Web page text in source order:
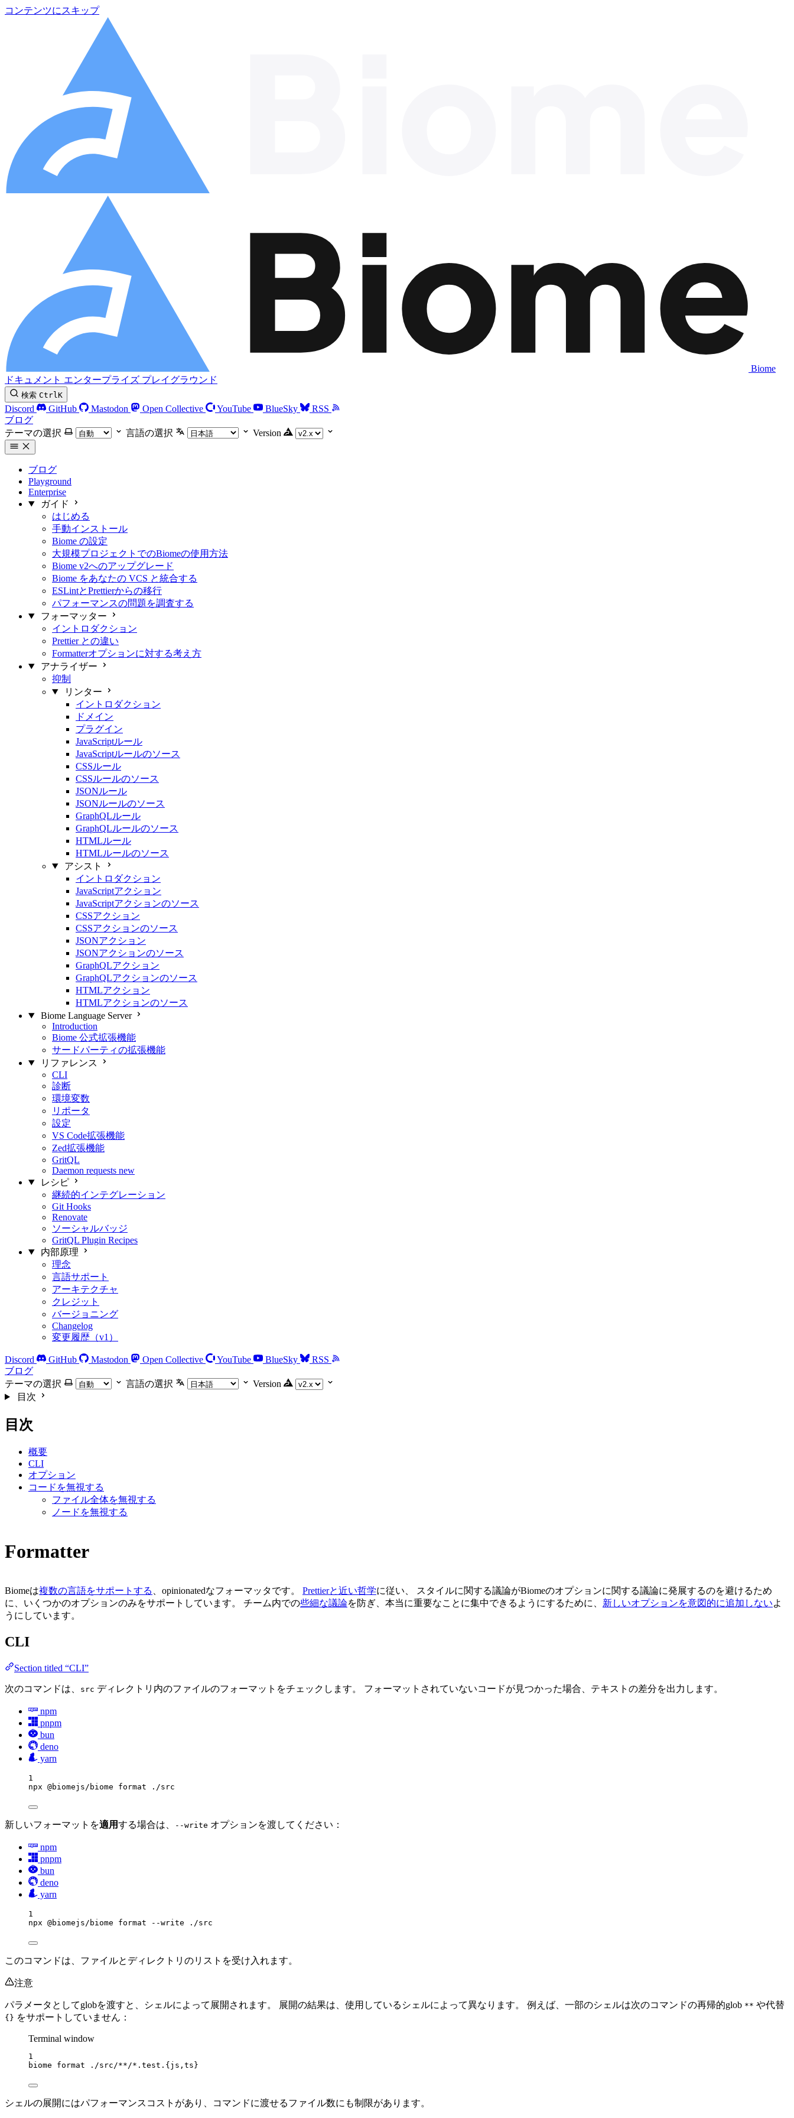
コンテンツにスキップ
Biome
ドキュメント エンタープライズ プレイグラウンド
検索 CtrlK
Discord GitHub Mastodon Open Collective YouTube BlueSky
RSS
ブログ
テーマの選択
言語の選択 Version
ブログ
Playground
Enterprise
ガイド
はじめる
手動インストール
Biome の設定
大規模プロジェクトでのBiomeの使用方法
Biome v2へのアップグレード
Biome をあなたの VCS と統合する
ESLintとPrettierからの移行
パフォーマンスの問題を調査する
フォーマッター
イントロダクション
Prettier との違い
Formatterオプションに対する考え方
アナライザー
抑制
リンター
イントロダクション
ドメイン
プラグイン
JavaScriptルール
JavaScriptルールのソース
CSSルール
CSSルールのソース
JSONルール
JSONルールのソース
GraphQLルール
GraphQLルールのソース
HTMLルール
HTMLルールのソース
アシスト
イントロダクション
JavaScriptアクション
JavaScriptアクションのソース
CSSアクション
CSSアクションのソース
JSONアクション
JSONアクションのソース
GraphQLアクション
GraphQLアクションのソース
HTMLアクション
HTMLアクションのソース
Biome Language Server
Introduction
Biome 公式拡張機能
サードパーティの拡張機能
リファレンス
CLI
診断
環境変数
リポータ
設定
VS Code拡張機能
Zed拡張機能
GritQL
Daemon requests new
レシピ
継続的インテグレーション
Git Hooks
Renovate
ソーシャルバッジ
GritQL Plugin Recipes
内部原理
理念
言語サポート
アーキテクチャ
クレジット
バージョニング
Changelog
変更履歴（v1）
Discord GitHub Mastodon Open Collective YouTube BlueSky
RSS
ブログ
テーマの選択
言語の選択
Version
目次
目次
概要
CLI
オプション
コードを無視する
ファイル全体を無視する
ノードを無視する
Formatter
Biomeは複数の言語をサポートする 、opinionatedなフォーマッタです。 Prettierと近い哲学に従い、 スタイルに関する議論がBiomeのオプションに関する議論に発展するのを避けるため
に、いくつかのオプションのみをサポートしています。 チーム内での些細な議論を防ぎ、本当に重要なことに集中できるようにするために、 新しいオプションを意図的に追加しないよ
うにしています。
CLI
Section titled “CLI”
次のコマンドは、 src ディレクトリ内のファイルのフォーマットをチェックします。 フォーマットされていないコードが見つかった場合、テキストの差分を出力します。
npm
pnpm
bun
deno
yarn
1
npx @biomejs/biome format ./src
新しいフォーマットを適用する場合は、 --write オプションを渡してください：
npm
pnpm
bun
deno
yarn
1
npx @biomejs/biome format --write ./src
このコマンドは、ファイルとディレクトリのリストを受け入れます。
注意
パラメータとしてglobを渡すと、シェルによって展開されます。 展開の結果は、使用しているシェルによって異なります。 例えば、一部のシェルは次のコマンドの再帰的glob ** や代替
{} をサポートしていません：
Terminal window
1
biome
format ./src/** /* .test.{js,ts}
シェルの展開にはパフォーマンスコストがあり、コマンドに渡せるファイル数にも制限があります。